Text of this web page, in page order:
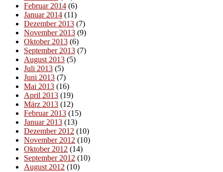
Februar 2014 (6)
Januar 2014 (11)
Dezember 2013 (7)
November 2013 (9)
Oktober 2013 (6)
September 2013 (7)
August 2013 (5)
Juli 2013 (5)
Juni 2013 (7)
Mai 2013 (16)
April 2013 (19)
März 2013 (12)
Februar 2013 (15)
Januar 2013 (13)
Dezember 2012 (10)
November 2012 (10)
Oktober 2012 (14)
September 2012 (10)
August 2012 (10)